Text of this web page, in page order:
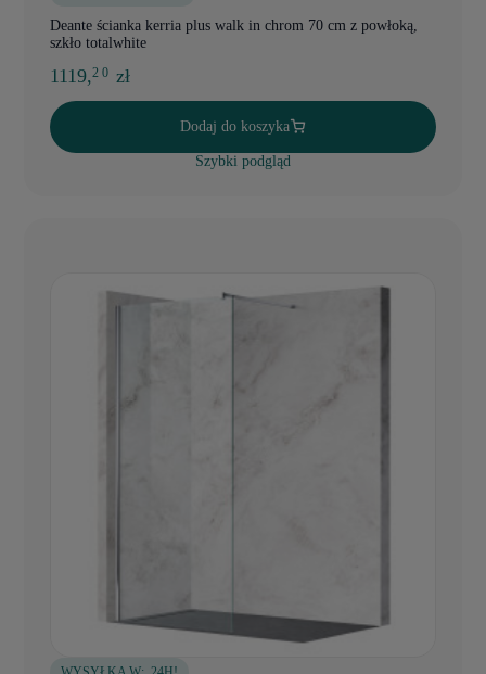
Deante ścianka kerria plus walk in chrom 70 cm z powłoką,
szkło totalwhite
1119,2 0 zł
Dodaj do koszyka
Szybki podgląd